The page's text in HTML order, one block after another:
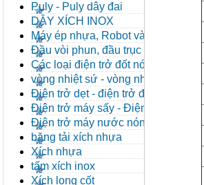
Puly - Puly dây đai
DÂY XÍCH INOX
Máy ép nhựa, Robot và các
thiết bị máy phụ trợ
Đầu vòi phun, đầu trục vít,
kẹp khuôn, cảm biến
Các loại điện trở đốt nóng
vòng nhiệt sứ - vòng nhiệt
inox
Điện trở dẹt - điện trở đúc
nhôm, Halogen
Điện trở máy sấy - Điện trở
que - Điện trở U
Điện trở máy nước nóng -
Máy dầu nóng
băng tải xích nhựa
Xích nhựa
tấm xích inox
Xích long cốt